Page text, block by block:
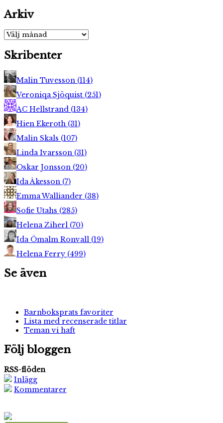
Arkiv
Arkiv
Skribenter
Malin Tuvesson (114)
Veroniqa Sjöquist (251)
AC Hellstrand (134)
Hien Ekeroth (31)
Malin Skals (107)
Linda Ivarsson (31)
Oskar Jonsson (20)
Ida Åkesson (7)
Emma Walliander (38)
Sofie Utahs (285)
Helena Ziherl (70)
Ida Ömalm Ronvall (19)
Helena Ferry (499)
Se även
Barnboksprats favoriter
Lista med recenserade titlar
Teman vi haft
Följ bloggen
RSS-flöden
Inlägg
Kommentarer